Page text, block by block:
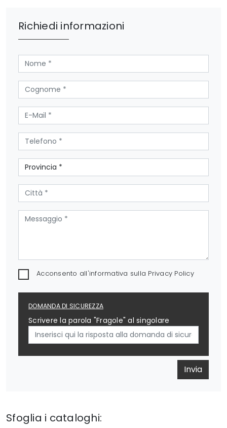
Richiedi informazioni
Acconsento all'informativa sulla Privacy Policy
DOMANDA DI SICUREZZA
Scrivere la parola "Fragole" al singolare
Invia
Sfoglia i cataloghi: